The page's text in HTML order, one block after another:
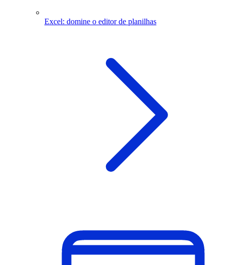
Excel: domine o editor de planilhas